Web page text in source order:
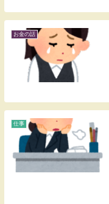
お金の話
仕事